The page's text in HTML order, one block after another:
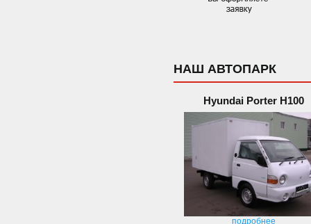
НАШ АВТОПАРК
Hyundai Porter H100
подробнее